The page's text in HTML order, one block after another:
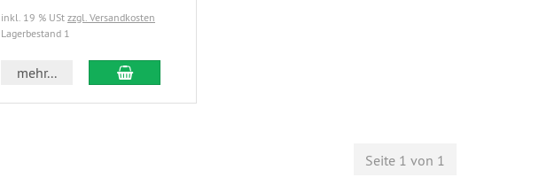
inkl. 19 % USt zzgl. Versandkosten
Lagerbestand 1
mehr...
Seite 1 von 1